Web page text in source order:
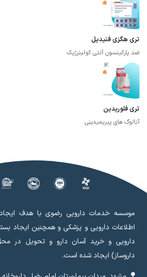
تری هگزی فنیدیل
ضد پارکینسون آنتی کولینرژیک
تری فلوریدین
آنالوگ های پیریمیدینی
موسسه خدمات دارویی رضوی با هدف
اطلاعات دارویی و پزشکی و همچنین ایجاد
دارویی و خرید آسان دارو و تحویل در
داروساز) ایجاد شده است.